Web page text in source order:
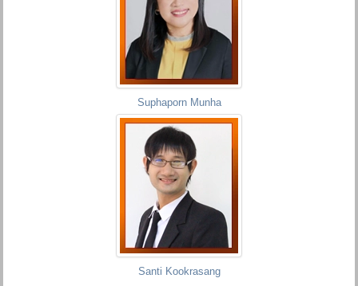
Suphaporn Munha
Santi Kookrasang